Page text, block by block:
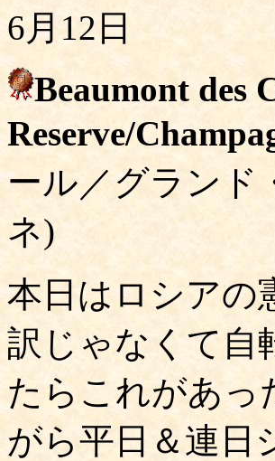
6月12日
Beaumont des
Reserve/
ール／グランド
ネ)
本日はロシアの
訳じゃなくて自
たらこれがあっ
がら平日＆連日